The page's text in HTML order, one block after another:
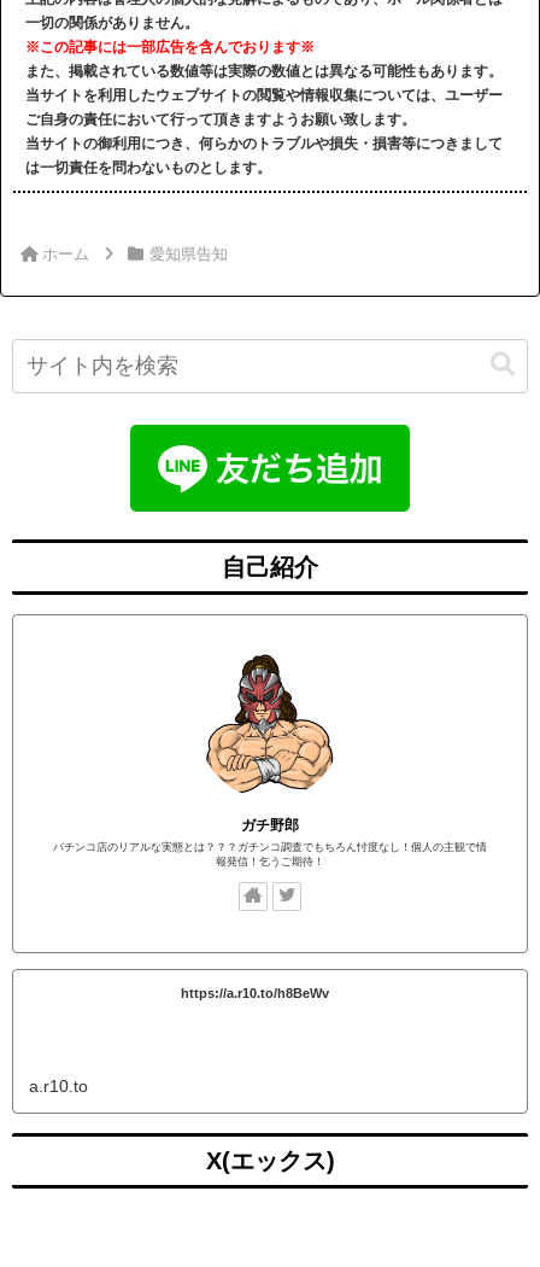
一切の関係がありません。
※この記事には一部広告を含んでおります※
また、掲載されている数値等は実際の数値とは異なる可能性もあります。
当サイトを利用したウェブサイトの閲覧や情報収集については、ユーザー
ご自身の責任において行って頂きますようお願い致します。
当サイトの御利用につき、何らかのトラブルや損失・損害等につきまして
は一切責任を問わないものとします。
ホーム 愛知県告知
自己紹介
ガチ野郎
パチンコ店のリアルな実態とは？？？ガチンコ調査でもちろん忖度なし！個人の主観で情
報発信！乞うご期待！
https://a.r10.to/h8BeWv
a.r10.to
X(エックス)